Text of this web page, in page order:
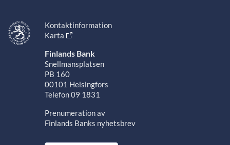
Kontaktinformation
Karta
Finlands Bank
Snellmansplatsen
PB 160
00101 Helsingfors
Telefon 09 1831
Prenumeration av
Finlands Banks nyhetsbrev